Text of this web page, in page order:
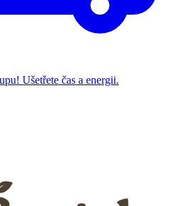
Ušetřete čas a energii.